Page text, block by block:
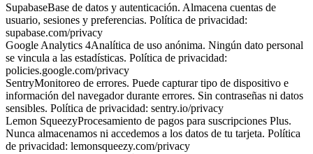
SupabaseBase de datos y autenticación. Almacena cuentas de
usuario, sesiones y preferencias. Política de privacidad:
supabase.com/privacy
Google Analytics 4Analítica de uso anónima. Ningún dato personal
se vincula a las estadísticas. Política de privacidad:
policies.google.com/privacy
SentryMonitoreo de errores. Puede capturar tipo de dispositivo e
información del navegador durante errores. Sin contraseñas ni datos
sensibles. Política de privacidad: sentry.io/privacy
Lemon SqueezyProcesamiento de pagos para suscripciones Plus.
Nunca almacenamos ni accedemos a los datos de tu tarjeta. Política
de privacidad: lemonsqueezy.com/privacy